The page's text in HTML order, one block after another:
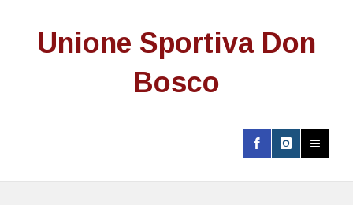
Unione Sportiva Don
Bosco